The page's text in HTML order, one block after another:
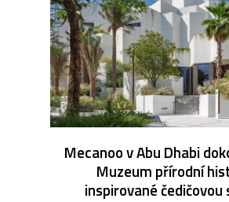
Mecanoo v Abu Dhabi
Muzeum přírodní
inspirované čedičovou